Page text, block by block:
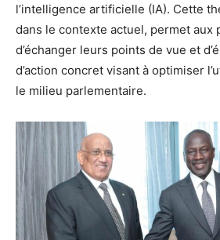
l’intelligence artificielle (IA). Cette
dans le contexte actuel, permet aux
d’échanger leurs points de vue et
d’action concret visant à optimiser
le milieu parlementaire.